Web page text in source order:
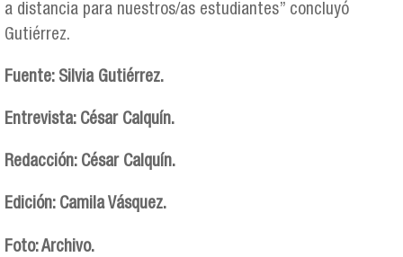
a distancia para nuestros/as estudiantes” concluyó
Gutiérrez.
Fuente: Silvia Gutiérrez.
Entrevista: César Calquín.
Redacción: César Calquín.
Edición: Camila Vásquez.
Foto: Archivo.